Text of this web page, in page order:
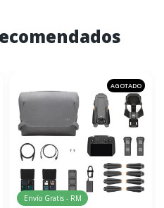
AGOTADO
Envío Gratis - RM